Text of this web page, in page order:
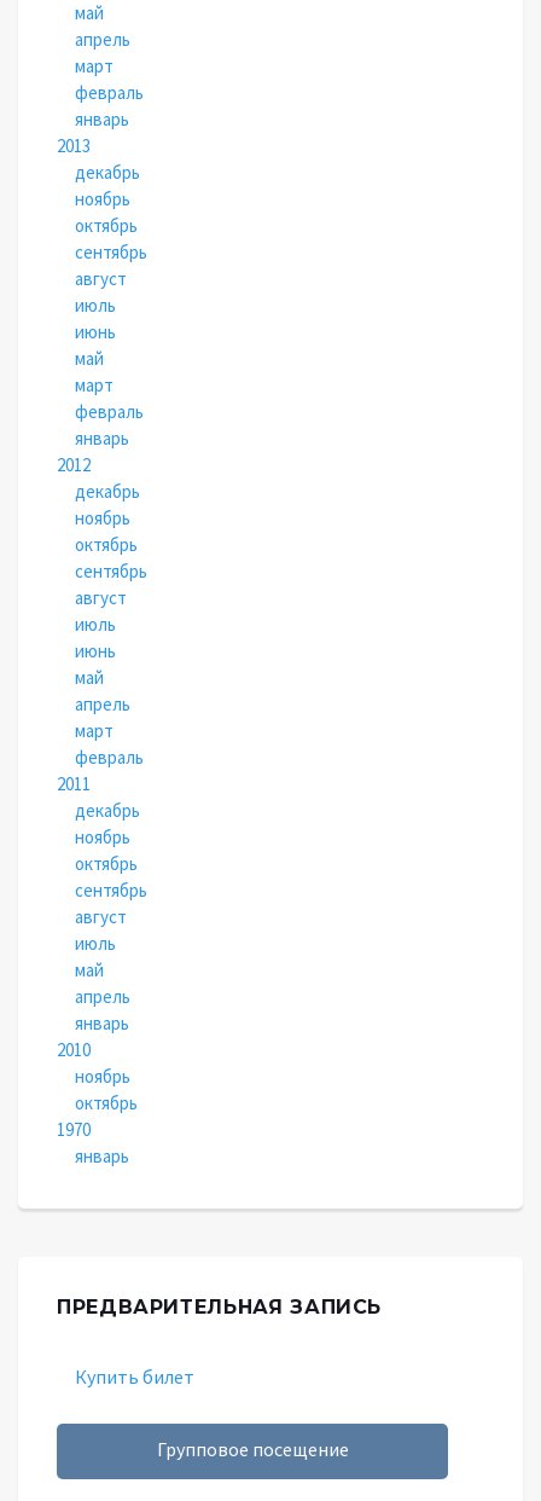
май
апрель
март
февраль
январь
2013
декабрь
ноябрь
октябрь
сентябрь
август
июль
июнь
май
март
февраль
январь
2012
декабрь
ноябрь
октябрь
сентябрь
август
июль
июнь
май
апрель
март
февраль
2011
декабрь
ноябрь
октябрь
сентябрь
август
июль
май
апрель
январь
2010
ноябрь
октябрь
1970
январь
ПРЕДВАРИТЕЛЬНАЯ ЗАПИСЬ
Купить билет
Групповое посещение